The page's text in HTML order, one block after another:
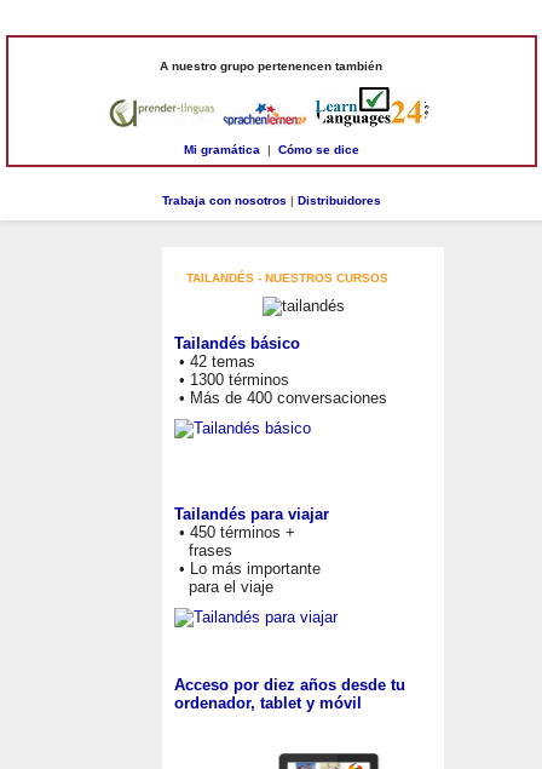
A nuestro grupo pertenencen también
Mi gramática | Cómo se dice
Trabaja con nosotros | Distribuidores
TAILANDÉS - NUESTROS CURSOS
Tailandés básico
• 42 temas
• 1300 términos
• Más de 400 conversaciones
Tailandés para viajar
• 450 términos +
frases
• Lo más importante
para el viaje
Acceso por diez años desde tu
ordenador, tablet y móvil